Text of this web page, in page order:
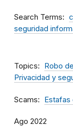
Search Terms
seguridad
Topics
Robo
Privacidad y
Scams Estafas
Ago 2022